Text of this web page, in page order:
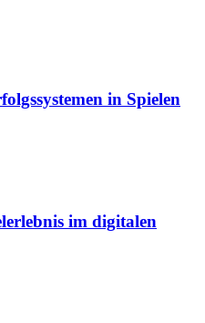
in Spielen
im digitalen